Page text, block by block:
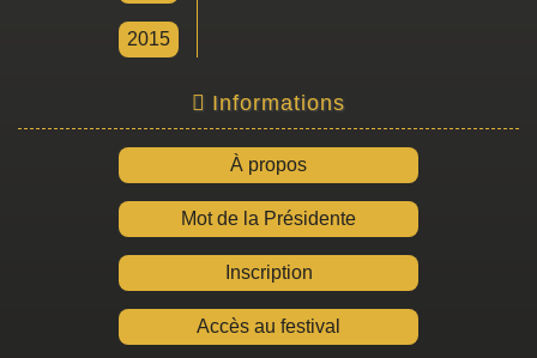
2015
Informations
À propos
Mot de la Présidente
Inscription
Accès au festival